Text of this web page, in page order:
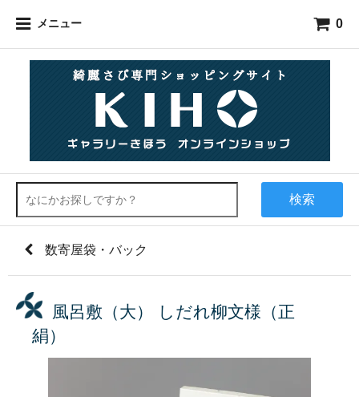
メニュー 0
検索
数寄屋袋・バック
風呂敷（大） しだれ柳文様（正
絹）